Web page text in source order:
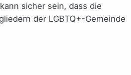
sicher sein, dass die
der LGBTQ+-Gemeinde